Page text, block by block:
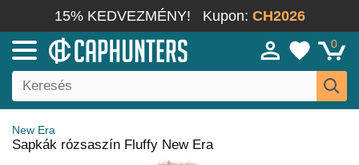
15% KEDVEZMÉNY! Kupon: CH2026
0
New Era
Sapkák rózsaszín Fluffy New Era